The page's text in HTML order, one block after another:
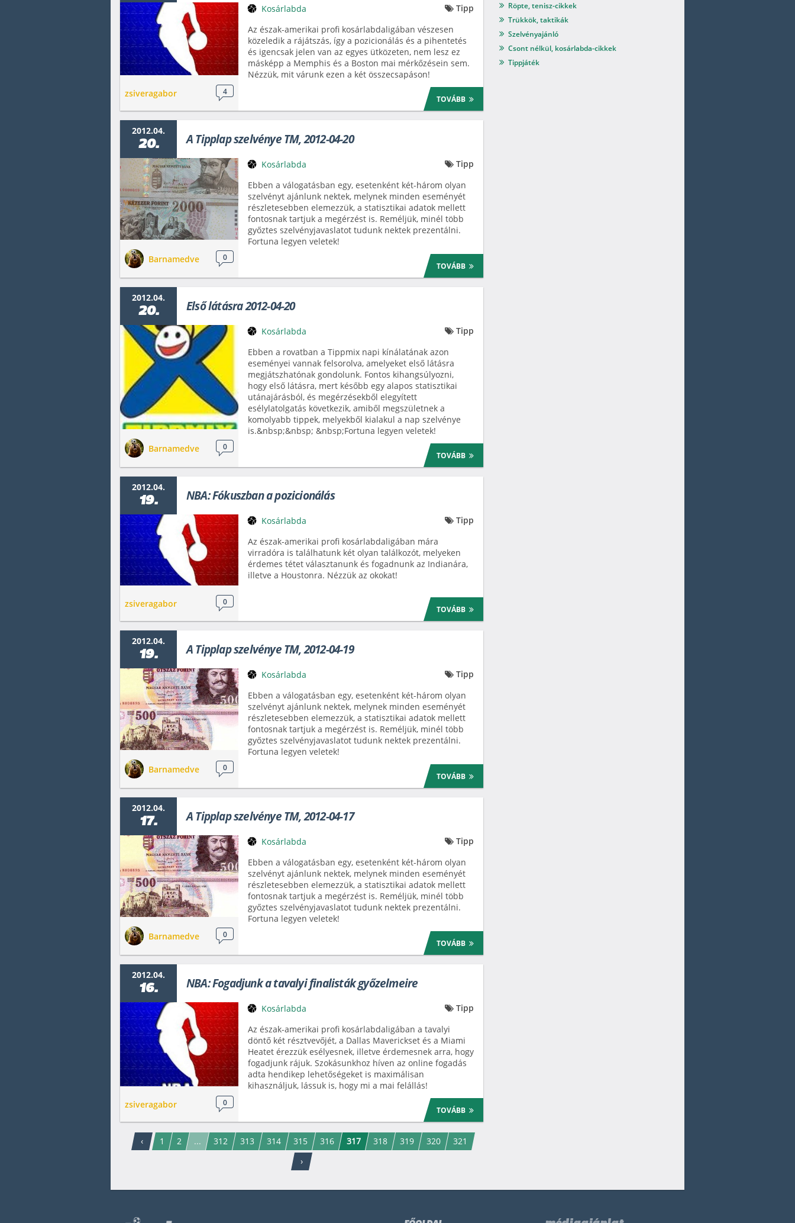
zsiveragabor 4
Kosárlabda
Tipp
Az észak-amerikai profi kosárlabdaligában vészesen
közeledik a rájátszás, így a pozicionálás és a pihentetés
és igencsak jelen van az egyes ütközeten, nem lesz ez
másképp a Memphis és a Boston mai mérkőzésein sem.
Nézzük, mit várunk ezen a két összecsapáson!
TOVÁBB
2012.04.
20. A Tipplap szelvénye TM, 2012-04-20
Barnamedve 0
Kosárlabda
Tipp
Ebben a válogatásban egy, esetenként két-három olyan
szelvényt ajánlunk nektek, melynek minden eseményét
részletesebben elemezzük, a statisztikai adatok mellett
fontosnak tartjuk a megérzést is. Reméljük, minél több
győztes szelvényjavaslatot tudunk nektek prezentálni.
Fortuna legyen veletek!
TOVÁBB
2012.04.
20. Első látásra 2012-04-20
Barnamedve 0
Kosárlabda
Tipp
Ebben a rovatban a Tippmix napi kínálatának azon
eseményei vannak felsorolva, amelyeket első látásra
megjátszhatónak gondolunk. Fontos kihangsúlyozni,
hogy első látásra, mert később egy alapos statisztikai
utánajárásból, és megérzésekből elegyített
esélylatolgatás következik, amiből megszületnek a
komolyabb tippek, melyekből kialakul a nap szelvénye
is.&nbsp;&nbsp; &nbsp;Fortuna legyen veletek!
TOVÁBB
2012.04.
19. NBA: Fókuszban a pozicionálás
zsiveragabor 0
Kosárlabda
Tipp
Az észak-amerikai profi kosárlabdaligában mára
virradóra is találhatunk két olyan találkozót, melyeken
érdemes tétet választanunk és fogadnunk az Indianára,
illetve a Houstonra. Nézzük az okokat!
TOVÁBB
2012.04.
19. A Tipplap szelvénye TM, 2012-04-19
Barnamedve 0
Kosárlabda
Tipp
Ebben a válogatásban egy, esetenként két-három olyan
szelvényt ajánlunk nektek, melynek minden eseményét
részletesebben elemezzük, a statisztikai adatok mellett
fontosnak tartjuk a megérzést is. Reméljük, minél több
győztes szelvényjavaslatot tudunk nektek prezentálni.
Fortuna legyen veletek!
TOVÁBB
2012.04.
17. A Tipplap szelvénye TM, 2012-04-17
Barnamedve 0
Kosárlabda
Tipp
Ebben a válogatásban egy, esetenként két-három olyan
szelvényt ajánlunk nektek, melynek minden eseményét
részletesebben elemezzük, a statisztikai adatok mellett
fontosnak tartjuk a megérzést is. Reméljük, minél több
győztes szelvényjavaslatot tudunk nektek prezentálni.
Fortuna legyen veletek!
TOVÁBB
2012.04.
16. NBA: Fogadjunk a tavalyi finalisták győzelmeire
zsiveragabor 0
Kosárlabda
Tipp
Az észak-amerikai profi kosárlabdaligában a tavalyi
döntő két résztvevőjét, a Dallas Maverickset és a Miami
Heatet érezzük esélyesnek, illetve érdemesnek arra, hogy
fogadjunk rájuk. Szokásunkhoz híven az online fogadás
adta hendikep lehetőségeket is maximálisan
kihasználjuk, lássuk is, hogy mi a mai felállás!
TOVÁBB
‹ 1 2 ... 312 313 314 315 316 317 318 319 320
321
›
Röpte, tenisz-cikkek
Trükkök, taktikák
Szelvényajánló
Csont nélkül, kosárlabda-cikkek
Tippjáték